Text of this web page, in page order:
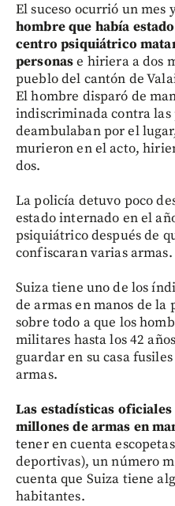
El suceso ocurrió un mes
hombre que había
centro psiquiátrico
personase hiriera a dos
pueblo del cantón de
El hombre disparó de
indiscriminada contra las
deambulaban por el
murieron en el acto,
dos.
La policía detuvo poco
estado internado en el
psiquiátrico después de
confiscaran varias armas.
Suiza tiene uno de los
de armas en manos de
sobre todo a que los
militares hasta los 42
guardar en su casa
armas.
Las estadísticas
millones de armas en
tener en cuenta
deportivas), un número
cuenta que Suiza tiene
habitantes.